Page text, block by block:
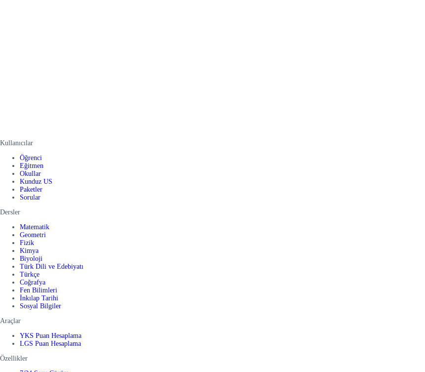
Kullanıcılar
Öğrenci
Eğitmen
Okullar
Kunduz US
Paketler
Sorular
Dersler
Matematik
Geometri
Fizik
Kimya
Biyoloji
Türk Dili ve Edebiyatı
Türkçe
Coğrafya
Fen Bilimleri
İnkılap Tarihi
Sosyal Bilgiler
Araçlar
YKS Puan Hesaplama
LGS Puan Hesaplama
Özellikler